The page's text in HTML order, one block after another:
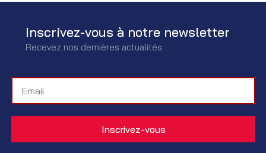
Inscrivez-vous à notre newsletter
Recevez nos dernières actualités